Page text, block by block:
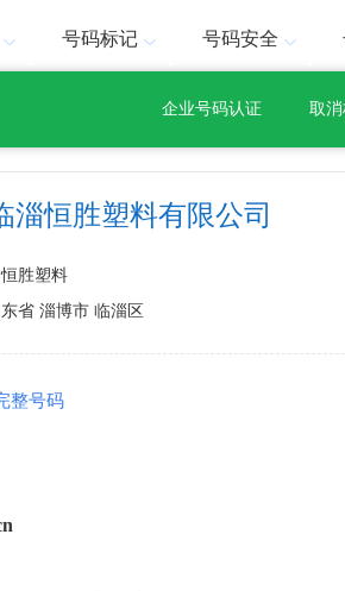
号码标记 号码安全
企业号码认证 取
淄恒胜塑料有限公司
胜塑料
省 淄博市 临淄区
整号码